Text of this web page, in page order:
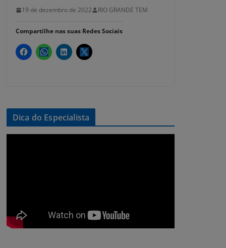
19 de dezembro de 2022 RIO GRANDE TEM
Compartilhe nas suas Redes Sociais
Dica do Especialista